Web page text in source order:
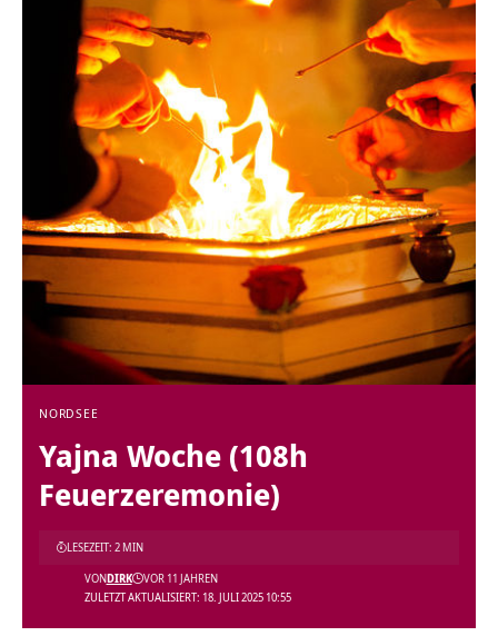
NORDSEE
Yajna Woche (108h
Feuerzeremonie)
ZULETZT AKTUALISIERT: 18. JULI 2025 10:55
VONDIRK VOR 11 JAHREN
LESEZEIT: 2 MIN